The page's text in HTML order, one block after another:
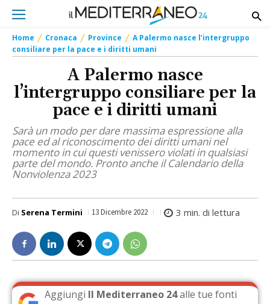
Home Cronaca Province
A Palermo nasce l’intergruppo
consiliare per la pace e i diritti umani
A Palermo nasce
l’intergruppo consiliare per la
pace e i diritti umani
Sarà un modo per dare massima espressione alla
pace ed al riconoscimento dei diritti umani nel
momento in cui questi venissero violati in qualsiasi
parte del mondo. Pronto anche il Calendario della
Nonviolenza 2023
Di Serena Termini 13 Dicembre 2022 3 min. di lettura
Aggiungi Il Mediterraneo 24alle tue fonti